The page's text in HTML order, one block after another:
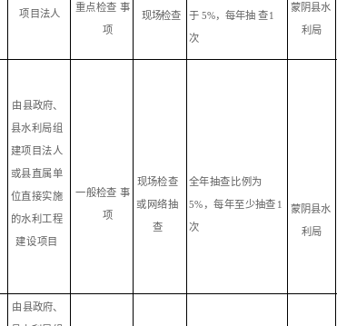
项 目法人
重点检查 事
项
现场检查 于 5%，每年抽 查 1
次
蒙阴县水
利局
由县政府、
县水利 局组
建项 目法人
或县直属单
位直接实施
的水利工程
建设项目
一般检查 事
项
现场检查
或网络抽
查
全年抽查比例为
5%，每年至少抽查1
次
蒙阴县水
利局
由县政府、